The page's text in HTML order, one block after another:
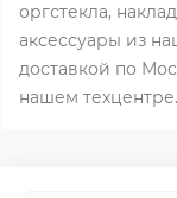
оргстекла,
аксессуары из
доставкой по
нашем техцентре.